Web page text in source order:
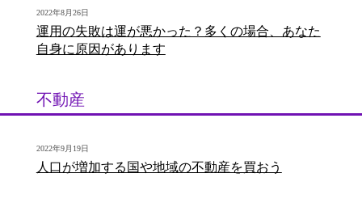
2022年8月26日
運用の失敗は運が悪かった？多くの場合、あなた
自身に原因があります
不動産
2022年9月19日
人口が増加する国や地域の不動産を買おう